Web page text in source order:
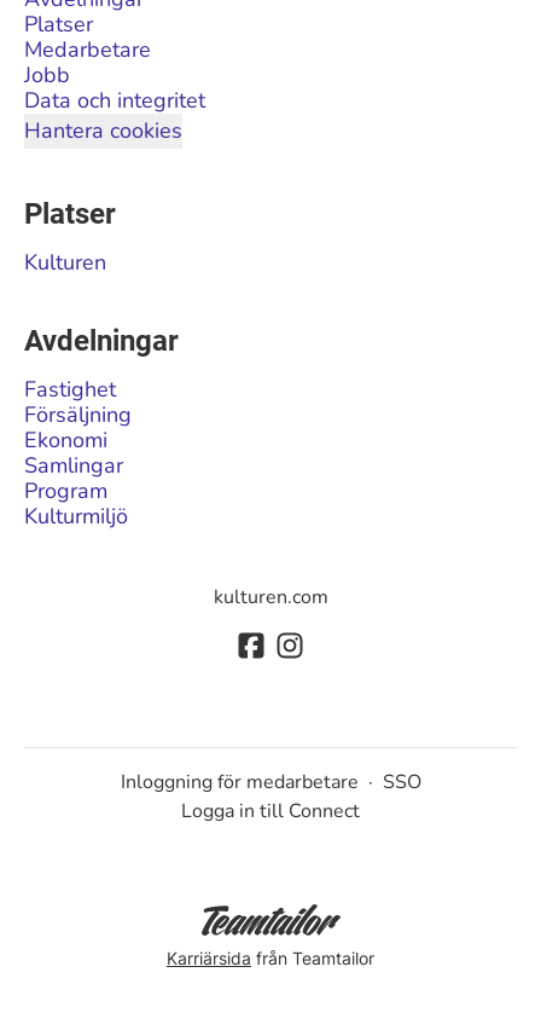
Platser
Medarbetare
Jobb
Data och integritet
Hantera cookies
Platser
Kulturen
Avdelningar
Fastighet
Försäljning
Ekonomi
Samlingar
Program
Kulturmiljö
kulturen.com
Inloggning för medarbetare · SSO
Logga in till Connect
Karriärsida från Teamtailor